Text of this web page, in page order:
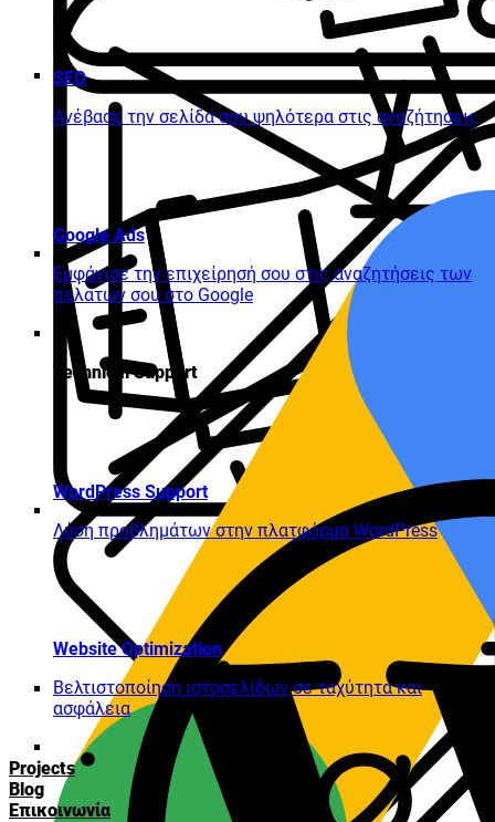
SEO
Ανέβασε την σελίδα σου ψηλότερα στις αναζήτησεις
Google Ads
Εμφάνισε την επιχείρησή σου στις αναζητήσεις των
πελατών σου στο Google
Technical Support
WordPress Support
Λύση προβλημάτων στην πλατφόρμα WordPress
Website Optimization
Βελτιστοποίηση ιστοσελίδων σε ταχύτητα και
ασφάλεια
Projects
Blog
Επικοινωνία